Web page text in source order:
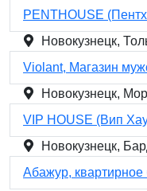
PENTHOUSE
Новокузнецк,
Violant, Магазин
Новокузнецк,
VIP HOUSE (Вип
Новокузнецк,
Абажур,